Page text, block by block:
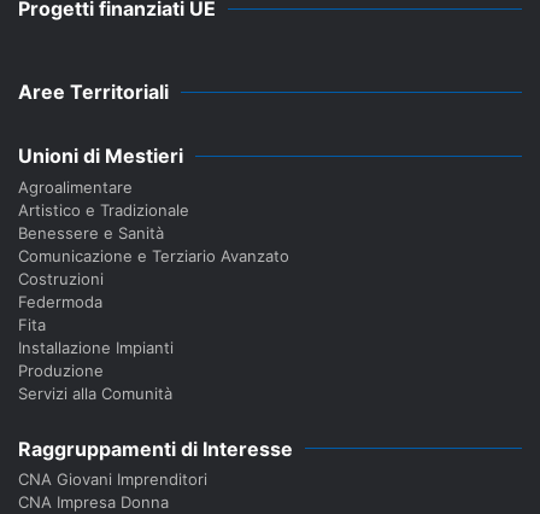
Progetti finanziati UE
Aree Territoriali
Unioni di Mestieri
Agroalimentare
Artistico e Tradizionale
Benessere e Sanità
Comunicazione e Terziario Avanzato
Costruzioni
Federmoda
Fita
Installazione Impianti
Produzione
Servizi alla Comunità
Raggruppamenti di Interesse
CNA Giovani Imprenditori
CNA Impresa Donna